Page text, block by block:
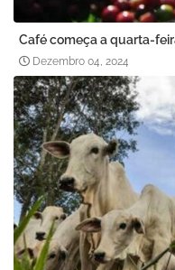
Café começa a quarta-
Dezembro 04, 2024